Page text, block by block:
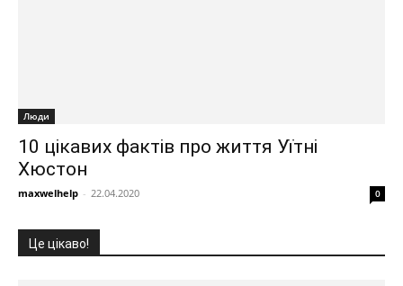
Люди
10 цікавих фактів про життя Уїтні
Хюстон
maxwelhelp - 22.04.2020 0
Це цікаво!